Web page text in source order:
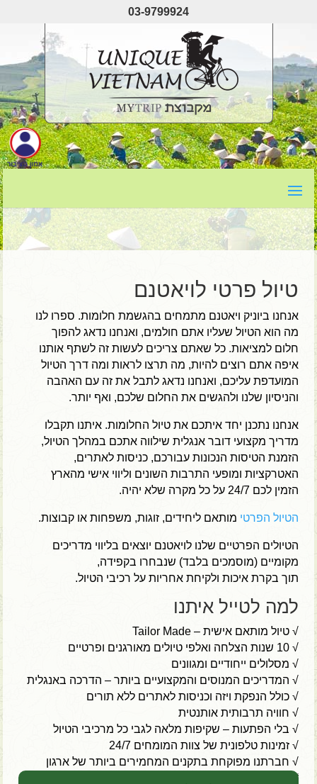
03-9799924
טיול פרטי לויאטנם
אנחנו ביוניק ויאטנם מתמחים בהגשמת חלומות. ספרו לנו
מה הוא הטיול שעליו אתם חולמים, ואנחנו נדאג להפוך
חלום למציאות. כל שאתם צריכים לעשות זה לשתף אותנו
איפה אתם רוצים להיות, מה תרצו לראות ומה דרך הטיול
המועדפת עליכם, ואנחנו נדאג לתבל את זה עם האהבה
והניסיון שלנו ולהגשים את החלום שלכם, ואף יותר.
אנחנו נתכנן יחד איתכם את טיול החלומות. איתנו תקבלו
מדריך מקצועי דובר אנגלית שילווה אתכם במהלך הטיול,
הזמנת הטיסות הנכונות עבורכם, כניסות לאתרים,
האטרקציות ומופעי התרבות השונים וליווי אישי מהארץ
הזמין לכם 24/7 על כל מקרה שלא יהיה.
הטיול הפרטי מותאם ליחידים, זוגות, משפחות או קבוצות.
הטיולים הפרטיים שלנו לויאטנם יוצאים בליווי מדריכים
מקומיים (מוסמכים בלבד) שנבחרו בקפידה,
תוך בקרת איכות ולקיחת אחריות על רכיבי הטיול.
למה לטייל איתנו
√ טיול מותאם אישית – Tailor Made
√ 10 שנות הצלחה ואלפי טיולים מאורגנים ופרטיים
√ מסלולים ייחודיים ומגוונים
√ המדריכים המנוסים והמקצועיים ביותר – הדרכה באנגלית
√ כולל הנפקת ויזה וכניסות לאתרים ללא תורים
√ חוויה תרבותית אותנטית
√ בלי הפתעות – שקיפות מלאה לגבי כל מרכיבי הטיול
√ זמינות טלפונית של צוות המומחים 24/7
√ חברתנו מפוקחת בתקנים המחמירים ביותר של ארגון
“אמון הציבור”